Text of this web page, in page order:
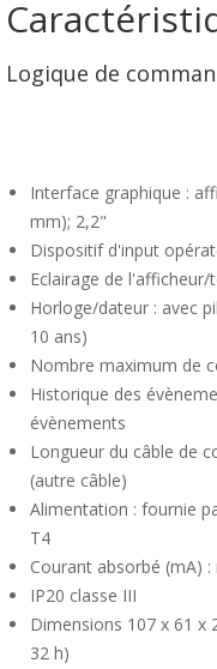
Logique de
Interface graphique :
mm); 2,2"
Dispositif d'input
Eclairage de
Horloge/dateur : avec
10 ans)
Nombre maximum de
Historique des
évènements
Longueur du câble de
(autre câble)
Alimentation : fournie
T4
Courant absorbé (mA)
IP20 classe III
Dimensions 107 x 61 x
32 h)